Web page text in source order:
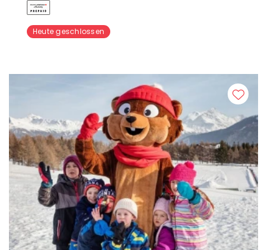
Heute geschlossen